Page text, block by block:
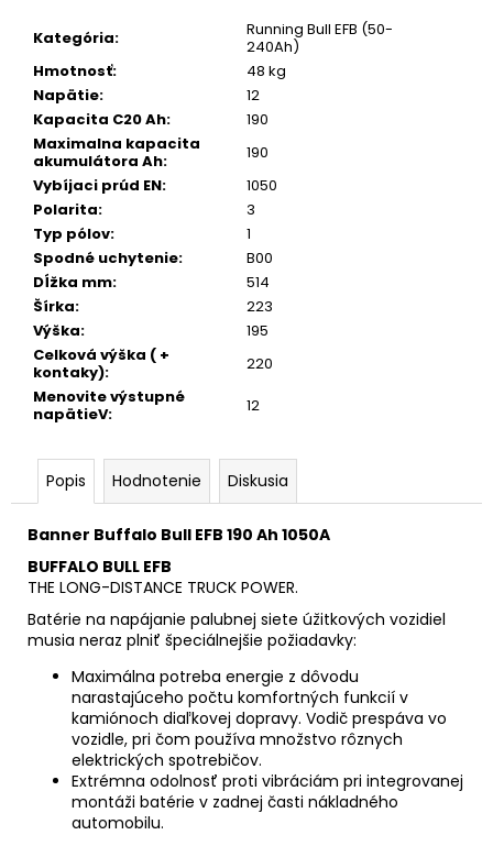
Kategória:
Running Bull EFB (50-
240Ah)
Hmotnosť:
48 kg
Napätie:
12
Kapacita C20 Ah:
190
Maximalna kapacita
akumulátora Ah:
190
Vybíjaci prúd EN:
1050
Polarita:
3
Typ pólov:
1
Spodné uchytenie:
B00
Dĺžka mm:
514
Šírka:
223
Výška:
195
Celková výška ( +
kontaky):
220
Menovite výstupné
napätieV: 12
Popis Hodnotenie Diskusia
Banner Buffalo Bull EFB 190 Ah 1050A
BUFFALO BULL EFB
THE LONG-DISTANCE TRUCK POWER.
Batérie na napájanie palubnej siete úžitkových vozidiel
musia neraz plniť špeciálnejšie požiadavky:
Maximálna potreba energie z dôvodu
narastajúceho počtu komfortných funkcií v
kamiónoch diaľkovej dopravy. Vodič prespáva vo
vozidle, pri čom používa množstvo rôznych
elektrických spotrebičov.
Extrémna odolnosť proti vibráciám pri integrovanej
montáži batérie v zadnej časti nákladného
automobilu.
o
ú
č
a
m
e